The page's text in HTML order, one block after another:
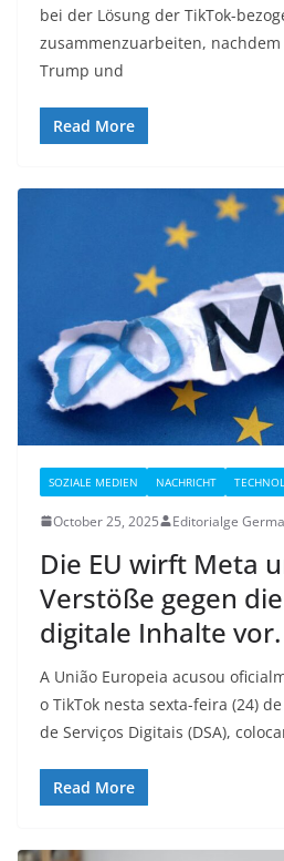
bei der Lösung der TikTok-
zusammenzuarbeiten,
Trump und
Read More
SOZIALE MEDIEN NACHRICHT
October 25, 2025 Editorialge
Die EU wirft Meta
Verstöße gegen
digitale Inhalte vor.
A União Europeia acusou
o TikTok nesta sexta-feira (24)
de Serviços Digitais (DSA),
Read More